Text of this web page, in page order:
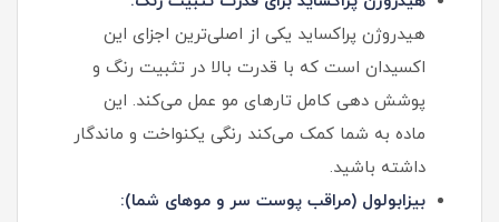
هیدروژن پراکساید یکی از اصلی‌ترین اجزای این
اکسیدان است که با قدرت بالا در تثبیت رنگ و
پوشش دهی کامل تارهای مو عمل می‌کند. این
ماده به شما کمک می‌کند رنگی یکنواخت و ماندگار
داشته باشید.
بیزابولول (مراقب پوست سر و موهای شما):